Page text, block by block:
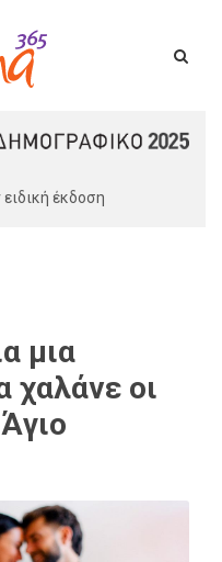
ειδική έκδοση
μια
χαλάνε οι